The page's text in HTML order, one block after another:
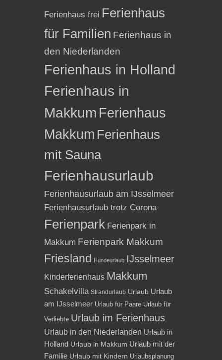
Ferienhaus frei Ferienhaus
für Familien Ferienhaus in
den Niederlanden
Ferienhaus in Holland
Ferienhaus in
Makkum Ferienhaus
Makkum Ferienhaus
mit Sauna
Ferienhausurlaub
Ferienhausurlaub am IJsselmeer
Ferienhausurlaub trotz Corona
Ferienpark Ferienpark in
Makkum Ferienpark Makkum
Friesland Hundeurlaub IJsselmeer
Kinderferienhaus Makkum
Schakelvilla Strandurlaub Urlaub Urlaub
am IJsselmeer Urlaub für Paare Urlaub für
Verliebte Urlaub im Ferienhaus
Urlaub in den Niederlanden Urlaub in
Holland Urlaub in Makkum Urlaub mit der
Familie Urlaub mit Kindern Urlaubsplanung